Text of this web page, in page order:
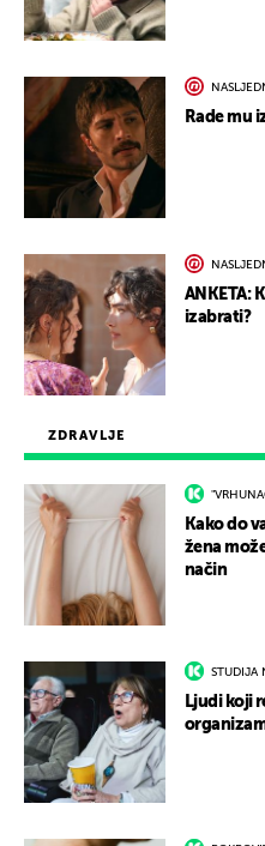
ZDRAVLJE
Kako do
žena
način
STUDIJA
Ljudi koji
Rade mu
ANKETA:
izabrati?